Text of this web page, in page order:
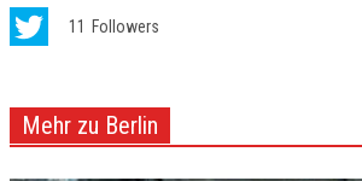
11 Followers
Mehr zu Berlin